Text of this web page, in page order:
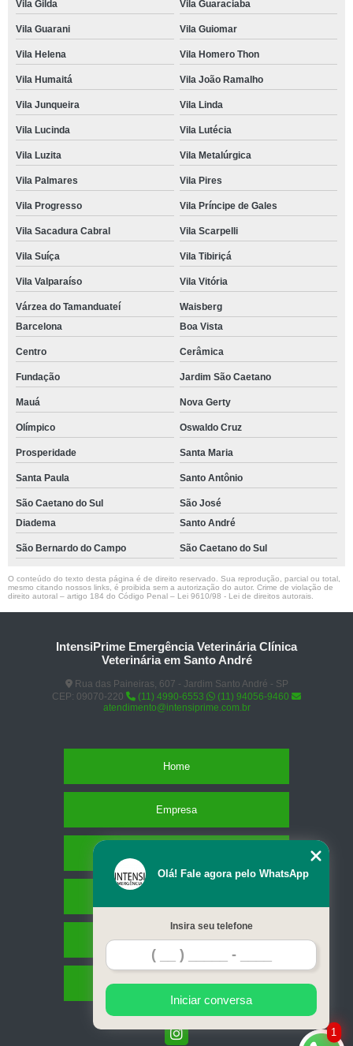
Vila Gilda Vila Guaraciaba
Vila Guarani Vila Guiomar
Vila Helena Vila Homero Thon
Vila Humaitá Vila João Ramalho
Vila Junqueira Vila Linda
Vila Lucinda Vila Lutécia
Vila Luzita Vila Metalúrgica
Vila Palmares Vila Pires
Vila Progresso Vila Príncipe de Gales
Vila Sacadura Cabral Vila Scarpelli
Vila Suíça Vila Tibiriçá
Vila Valparaíso Vila Vitória
Várzea do Tamanduateí
Waisberg
Barcelona
Boa Vista
Centro Cerâmica
Fundação Jardim São Caetano
Mauá Nova Gerty
Olímpico Oswaldo Cruz
Prosperidade Santa Maria
Santa Paula Santo Antônio
São Caetano do Sul
São José
Diadema
Santo André
São Bernardo do Campo São Caetano do Sul
O conteúdo do texto desta página é de direito reservado. Sua reprodução, parcial ou total,
mesmo citando nossos links, é proibida sem a autorização do autor. Crime de violação de
direito autoral – artigo 184 do Código Penal – Lei 9610/98 - Lei de direitos autorais
IntensiPrime Emergência Veterinária Clínica
Veterinária em Santo André
Rua das Paineiras, 607 - Jardim Santo André - SP
CEP: 09070-220
(11) 4990-6553
(11) 94056-9460
atendimento@intensiprime.com.br
Home
Empresa
Contato
Mapa do site
1
Olá! Fale agora pelo WhatsApp
Insira seu telefone
Iniciar conversa